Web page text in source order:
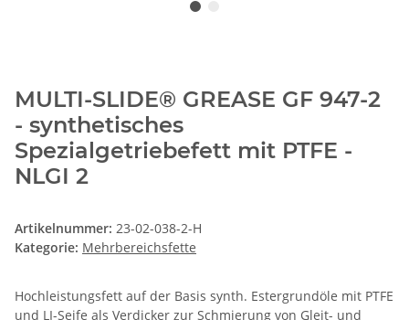
MULTI-SLIDE® GREASE GF 947-2
- synthetisches
Spezialgetriebefett mit PTFE -
NLGI 2
Artikelnummer: 23-02-038-2-H
Kategorie: Mehrbereichsfette
Hochleistungsfett auf der Basis synth. Estergrundöle mit PTFE
und LI-Seife als Verdicker zur Schmierung von Gleit- und